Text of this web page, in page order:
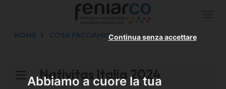
Abbiamo a cuore la tua
Continua senza accettare
HOME COSA FACCIAMO
Nativitas Italia 2024